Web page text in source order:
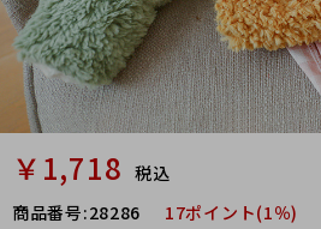
￥1,718 税込
商品番号:28286 17ポイント(1％)